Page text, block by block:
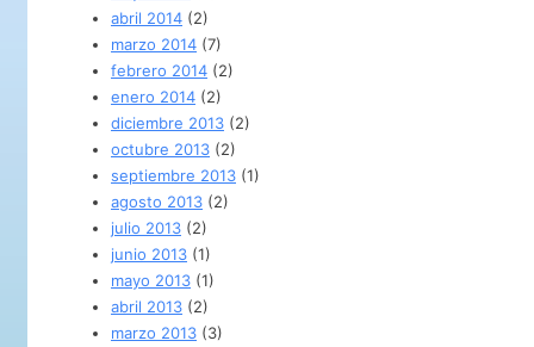
abril 2014 (2)
marzo 2014 (7)
febrero 2014 (2)
enero 2014 (2)
diciembre 2013 (2)
octubre 2013 (2)
septiembre 2013 (1)
agosto 2013 (2)
julio 2013 (2)
junio 2013 (1)
mayo 2013 (1)
abril 2013 (2)
marzo 2013 (3)